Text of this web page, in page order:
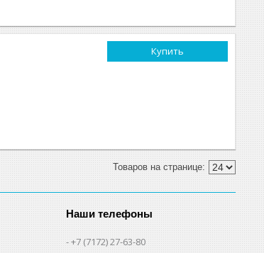
Купить
Наши телефоны
+7 (7172) 27-63-80